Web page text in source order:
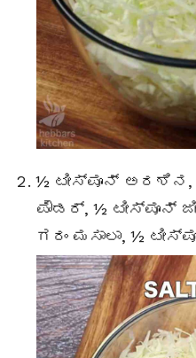
½ ಟೀಸ್ಪೂನ್
ಪೌಡರ್, ½ ಟೀಸ್ಪೂನ್
ಗರಂ ಮಸಾಲಾ, ½